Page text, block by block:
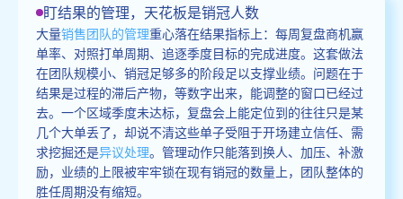
盯结果的管理，天花板是销冠人数
大量销售团队的管理重心落在结果指标上：每周复盘商机赢
单率、对照打单周期、追逐季度目标的完成进度。这套做法
在团队规模小、销冠足够多的阶段足以支撑业绩。问题在于
结果是过程的滞后产物，等数字出来，能调整的窗口已经过
去。一个区域季度未达标，复盘会上能定位到的往往只是某
几个大单丢了，却说不清这些单子受阻于开场建立信任、需
求挖掘还是异议处理。管理动作只能落到换人、加压、补激
励，业绩的上限被牢牢锁在现有销冠的数量上，团队整体的
胜任周期没有缩短。